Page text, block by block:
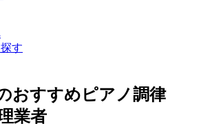
す
おすすめピアノ調律
業者